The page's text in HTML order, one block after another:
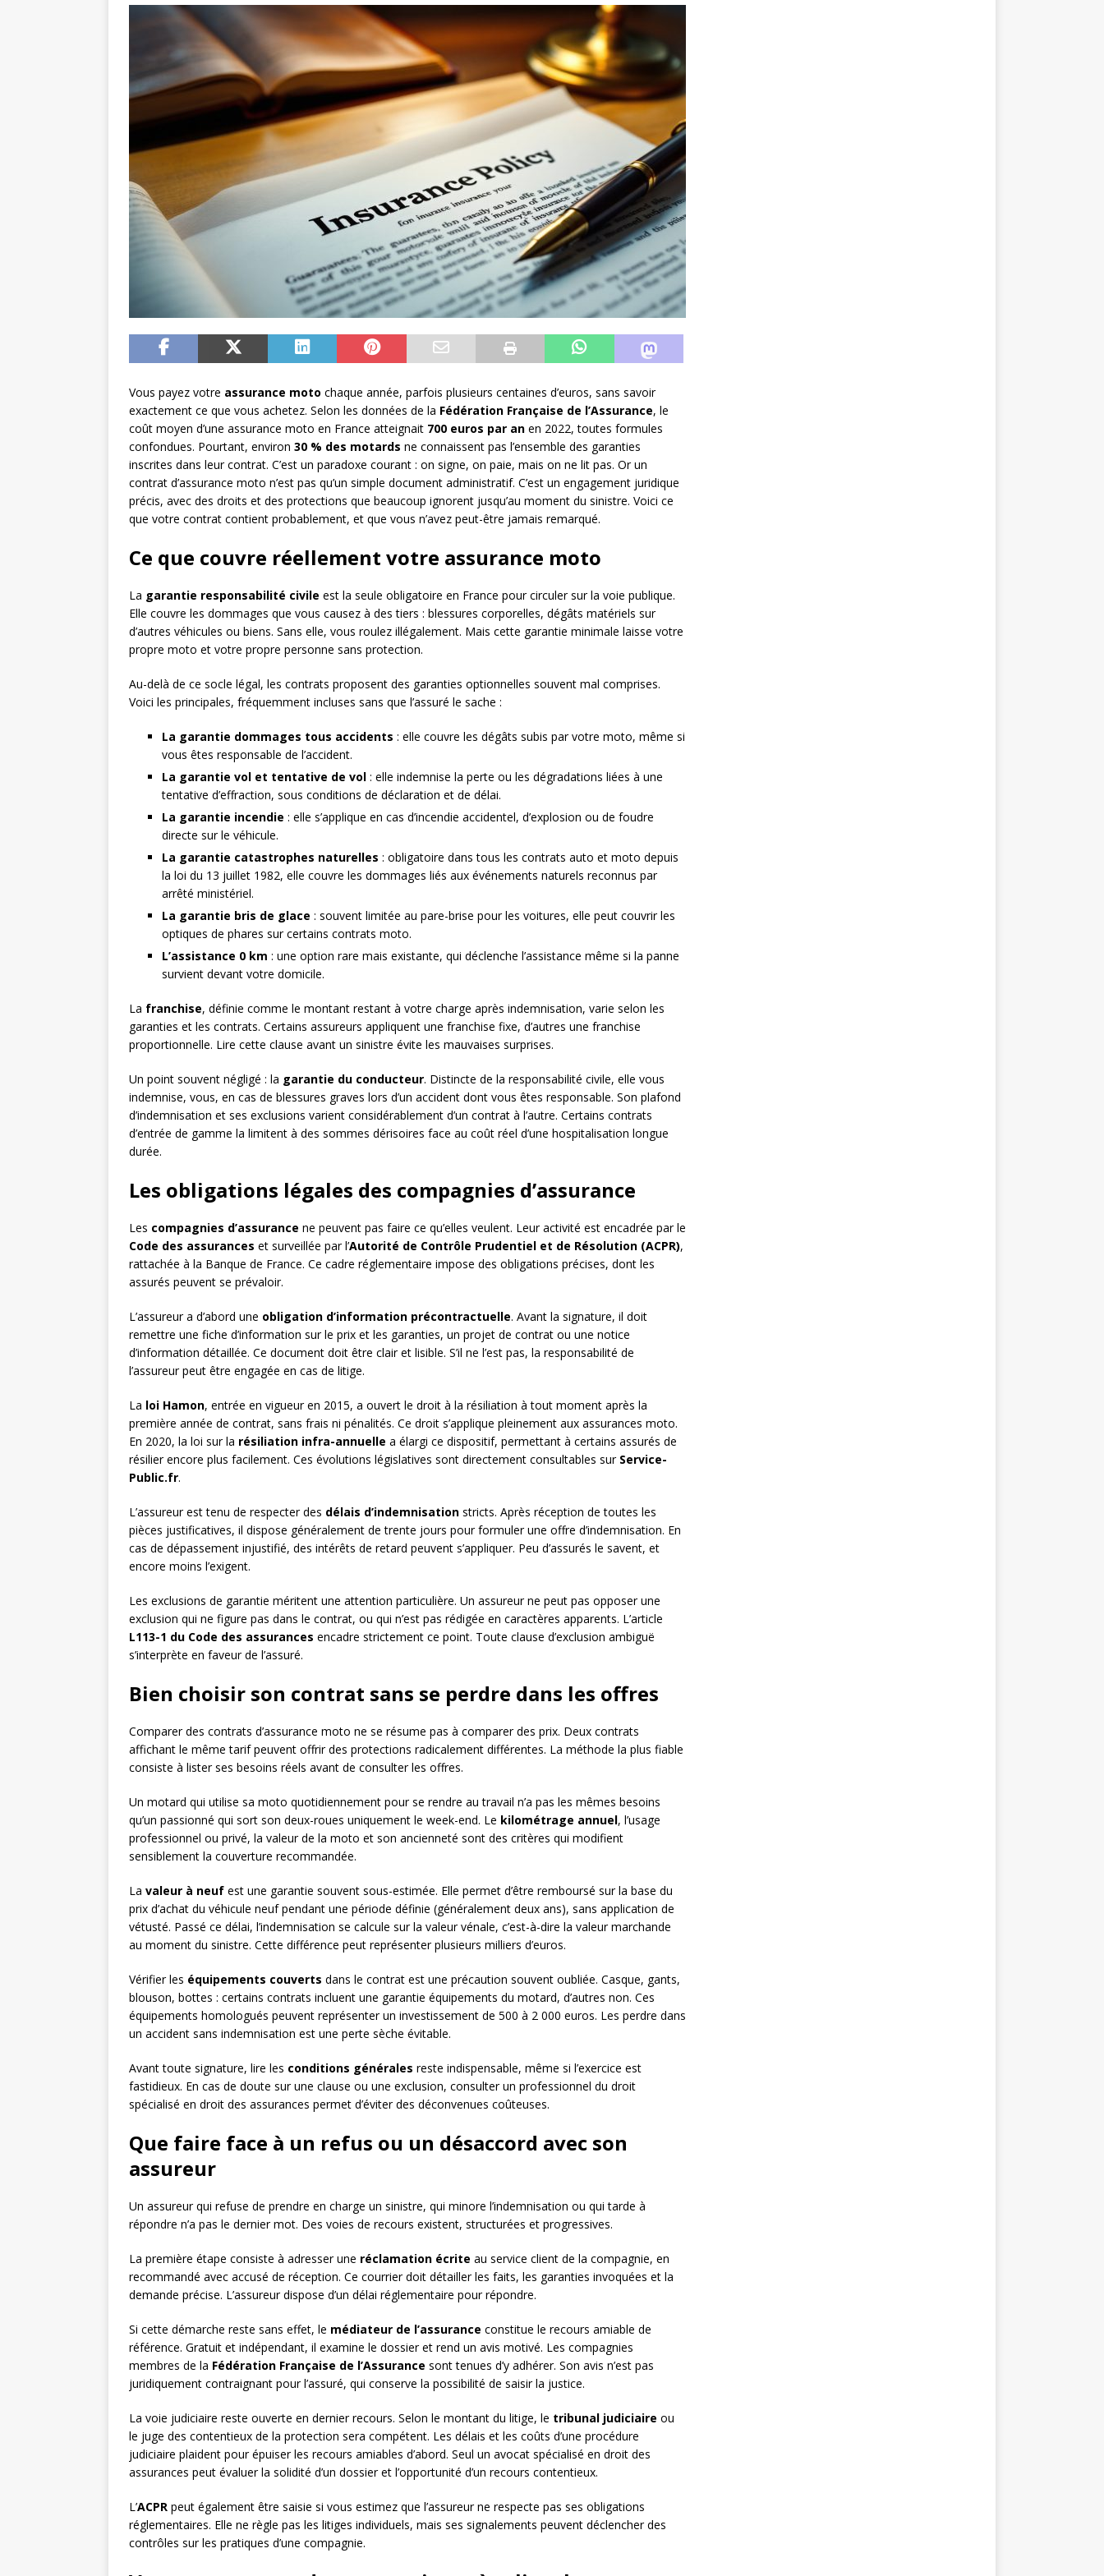
Vous payez votre assurance moto chaque année, parfois plusieurs centaines d’euros, sans savoir
exactement ce que vous achetez. Selon les données de la Fédération Française de l’Assurance, le
coût moyen d’une assurance moto en France atteignait 700 euros par an en 2022, toutes formules
confondues. Pourtant, environ 30 % des motards ne connaissent pas l’ensemble des garanties
inscrites dans leur contrat. C’est un paradoxe courant : on signe, on paie, mais on ne lit pas. Or un
contrat d’assurance moto n’est pas qu’un simple document administratif. C’est un engagement juridique
précis, avec des droits et des protections que beaucoup ignorent jusqu’au moment du sinistre. Voici ce
que votre contrat contient probablement, et que vous n’avez peut-être jamais remarqué.
Ce que couvre réellement votre assurance moto
La garantie responsabilité civile est la seule obligatoire en France pour circuler sur la voie publique.
Elle couvre les dommages que vous causez à des tiers : blessures corporelles, dégâts matériels sur
d’autres véhicules ou biens. Sans elle, vous roulez illégalement. Mais cette garantie minimale laisse votre
propre moto et votre propre personne sans protection.
Au-delà de ce socle légal, les contrats proposent des garanties optionnelles souvent mal comprises.
Voici les principales, fréquemment incluses sans que l’assuré le sache :
La garantie dommages tous accidents : elle couvre les dégâts subis par votre moto, même si
vous êtes responsable de l’accident.
La garantie vol et tentative de vol : elle indemnise la perte ou les dégradations liées à une
tentative d’effraction, sous conditions de déclaration et de délai.
La garantie incendie : elle s’applique en cas d’incendie accidentel, d’explosion ou de foudre
directe sur le véhicule.
La garantie catastrophes naturelles : obligatoire dans tous les contrats auto et moto depuis
la loi du 13 juillet 1982, elle couvre les dommages liés aux événements naturels reconnus par
arrêté ministériel.
La garantie bris de glace : souvent limitée au pare-brise pour les voitures, elle peut couvrir les
optiques de phares sur certains contrats moto.
L’assistance 0 km : une option rare mais existante, qui déclenche l’assistance même si la panne
survient devant votre domicile.
La franchise, définie comme le montant restant à votre charge après indemnisation, varie selon les
garanties et les contrats. Certains assureurs appliquent une franchise fixe, d’autres une franchise
proportionnelle. Lire cette clause avant un sinistre évite les mauvaises surprises.
Un point souvent négligé : la garantie du conducteur. Distincte de la responsabilité civile, elle vous
indemnise, vous, en cas de blessures graves lors d’un accident dont vous êtes responsable. Son plafond
d’indemnisation et ses exclusions varient considérablement d’un contrat à l’autre. Certains contrats
d’entrée de gamme la limitent à des sommes dérisoires face au coût réel d’une hospitalisation longue
durée.
Les obligations légales des compagnies d’assurance
Les compagnies d’assurance ne peuvent pas faire ce qu’elles veulent. Leur activité est encadrée par le
Code des assurances et surveillée par l’Autorité de Contrôle Prudentiel et de Résolution (ACPR),
rattachée à la Banque de France. Ce cadre réglementaire impose des obligations précises, dont les
assurés peuvent se prévaloir.
L’assureur a d’abord une obligation d’information précontractuelle. Avant la signature, il doit
remettre une fiche d’information sur le prix et les garanties, un projet de contrat ou une notice
d’information détaillée. Ce document doit être clair et lisible. S’il ne l’est pas, la responsabilité de
l’assureur peut être engagée en cas de litige.
La loi Hamon, entrée en vigueur en 2015, a ouvert le droit à la résiliation à tout moment après la
première année de contrat, sans frais ni pénalités. Ce droit s’applique pleinement aux assurances moto.
En 2020, la loi sur la résiliation infra-annuelle a élargi ce dispositif, permettant à certains assurés de
résilier encore plus facilement. Ces évolutions législatives sont directement consultables sur Service-
Public.fr.
L’assureur est tenu de respecter des délais d’indemnisation stricts. Après réception de toutes les
pièces justificatives, il dispose généralement de trente jours pour formuler une offre d’indemnisation. En
cas de dépassement injustifié, des intérêts de retard peuvent s’appliquer. Peu d’assurés le savent, et
encore moins l’exigent.
Les exclusions de garantie méritent une attention particulière. Un assureur ne peut pas opposer une
exclusion qui ne figure pas dans le contrat, ou qui n’est pas rédigée en caractères apparents. L’article
L113-1 du Code des assurances encadre strictement ce point. Toute clause d’exclusion ambiguë
s’interprète en faveur de l’assuré.
Bien choisir son contrat sans se perdre dans les offres
Comparer des contrats d’assurance moto ne se résume pas à comparer des prix. Deux contrats
affichant le même tarif peuvent offrir des protections radicalement différentes. La méthode la plus fiable
consiste à lister ses besoins réels avant de consulter les offres.
Un motard qui utilise sa moto quotidiennement pour se rendre au travail n’a pas les mêmes besoins
qu’un passionné qui sort son deux-roues uniquement le week-end. Le kilométrage annuel, l’usage
professionnel ou privé, la valeur de la moto et son ancienneté sont des critères qui modifient
sensiblement la couverture recommandée.
La valeur à neuf est une garantie souvent sous-estimée. Elle permet d’être remboursé sur la base du
prix d’achat du véhicule neuf pendant une période définie (généralement deux ans), sans application de
vétusté. Passé ce délai, l’indemnisation se calcule sur la valeur vénale, c’est-à-dire la valeur marchande
au moment du sinistre. Cette différence peut représenter plusieurs milliers d’euros.
Vérifier les équipements couverts dans le contrat est une précaution souvent oubliée. Casque, gants,
blouson, bottes : certains contrats incluent une garantie équipements du motard, d’autres non. Ces
équipements homologués peuvent représenter un investissement de 500 à 2 000 euros. Les perdre dans
un accident sans indemnisation est une perte sèche évitable.
Avant toute signature, lire les conditions générales reste indispensable, même si l’exercice est
fastidieux. En cas de doute sur une clause ou une exclusion, consulter un professionnel du droit
spécialisé en droit des assurances permet d’éviter des déconvenues coûteuses.
Que faire face à un refus ou un désaccord avec son
assureur
Un assureur qui refuse de prendre en charge un sinistre, qui minore l’indemnisation ou qui tarde à
répondre n’a pas le dernier mot. Des voies de recours existent, structurées et progressives.
La première étape consiste à adresser une réclamation écrite au service client de la compagnie, en
recommandé avec accusé de réception. Ce courrier doit détailler les faits, les garanties invoquées et la
demande précise. L’assureur dispose d’un délai réglementaire pour répondre.
Si cette démarche reste sans effet, le médiateur de l’assurance constitue le recours amiable de
référence. Gratuit et indépendant, il examine le dossier et rend un avis motivé. Les compagnies
membres de la Fédération Française de l’Assurance sont tenues d’y adhérer. Son avis n’est pas
juridiquement contraignant pour l’assuré, qui conserve la possibilité de saisir la justice.
La voie judiciaire reste ouverte en dernier recours. Selon le montant du litige, le tribunal judiciaire ou
le juge des contentieux de la protection sera compétent. Les délais et les coûts d’une procédure
judiciaire plaident pour épuiser les recours amiables d’abord. Seul un avocat spécialisé en droit des
assurances peut évaluer la solidité d’un dossier et l’opportunité d’un recours contentieux.
L’ACPR peut également être saisie si vous estimez que l’assureur ne respecte pas ses obligations
réglementaires. Elle ne règle pas les litiges individuels, mais ses signalements peuvent déclencher des
contrôles sur les pratiques d’une compagnie.